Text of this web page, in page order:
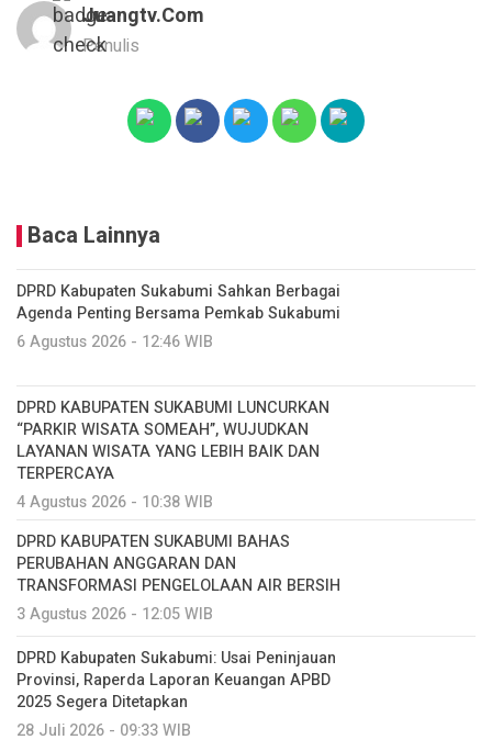
Juangtv.com
Penulis
Baca Lainnya
DPRD Kabupaten Sukabumi Sahkan Berbagai
Agenda Penting Bersama Pemkab Sukabumi
6 Agustus 2026 - 12:46 WIB
DPRD KABUPATEN SUKABUMI LUNCURKAN
“PARKIR WISATA SOMEAH”, WUJUDKAN
LAYANAN WISATA YANG LEBIH BAIK DAN
TERPERCAYA
4 Agustus 2026 - 10:38 WIB
DPRD KABUPATEN SUKABUMI BAHAS
PERUBAHAN ANGGARAN DAN
TRANSFORMASI PENGELOLAAN AIR BERSIH
3 Agustus 2026 - 12:05 WIB
DPRD Kabupaten Sukabumi: Usai Peninjauan
Provinsi, Raperda Laporan Keuangan APBD
2025 Segera Ditetapkan
28 Juli 2026 - 09:33 WIB